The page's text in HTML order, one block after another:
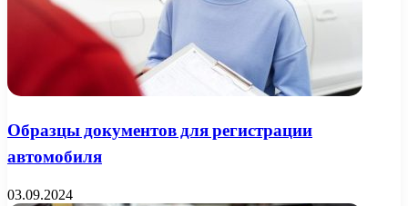
Образцы документов для регистрации
автомобиля
03.09.2024